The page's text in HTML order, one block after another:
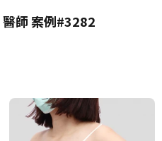
師 案例#3282